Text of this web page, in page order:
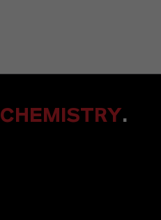
CHEMISTRY.